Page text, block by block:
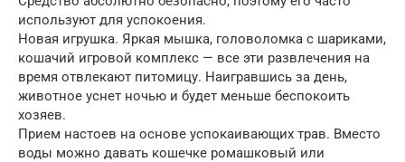
используют для успокоения.
Новая игрушка. Яркая мышка, головоломка с шариками,
кошачий игровой комплекс — все эти развлечения на
время отвлекают питомицу. Наигравшись за день,
животное уснет ночью и будет меньше беспокоить
хозяев.
Прием настоев на основе успокаивающих трав. Вместо
воды можно давать кошечке ромашковый или